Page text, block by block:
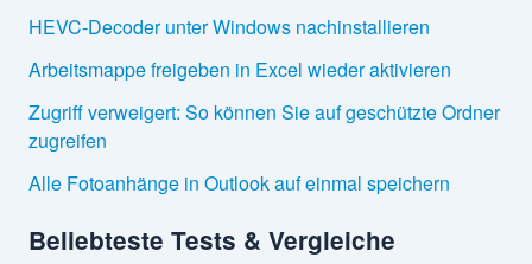
HEVC-Decoder unter Windows nachinstallieren
Arbeitsmappe freigeben in Excel wieder aktivieren
Zugriff verweigert: So können Sie auf geschützte Ordner
zugreifen
Alle Fotoanhänge in Outlook auf einmal speichern
Beliebteste Tests & Vergleiche